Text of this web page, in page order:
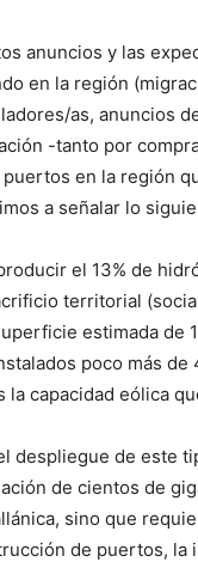
anuncios y las
en la región
as, anuncios
-tanto por
puertos en la región
a señalar lo
el 13% de
territorial
estimada de
poco más
la capacidad eólica
despliegue de este
de cientos de
sino que
de puertos, la